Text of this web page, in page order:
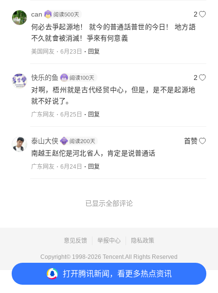
打开腾讯新闻，看更多热点资讯
can
2
何必去爭起源地！ 就今的普通話普世的今日！ 地方語
不久就會被消滅！爭來有何意義
美国网友 6月23日 回复
快乐的鱼
2
对啊，梧州就是古代经贸中心，但是，是不是起源地
就不好说了。
广东网友 6月25日 回复
泰山大侠
首赞
南越王赵佗是河北省人，肯定是说普通话
广东网友 6月24日 回复
已显示全部评论
意见反馈 举报中心 隐私政策
Copyright© 1998-2026 Tencent.All Rights Reserved